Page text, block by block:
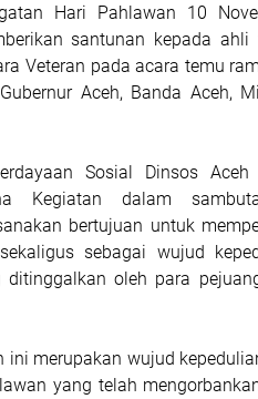
Hari Pahlawan 10
santunan kepada ahli
Veteran pada acara temu
Aceh, Banda Aceh,
Sosial Dinsos Aceh
Kegiatan dalam
bertujuan untuk
sebagai wujud
oleh para
ini merupakan wujud
yang telah